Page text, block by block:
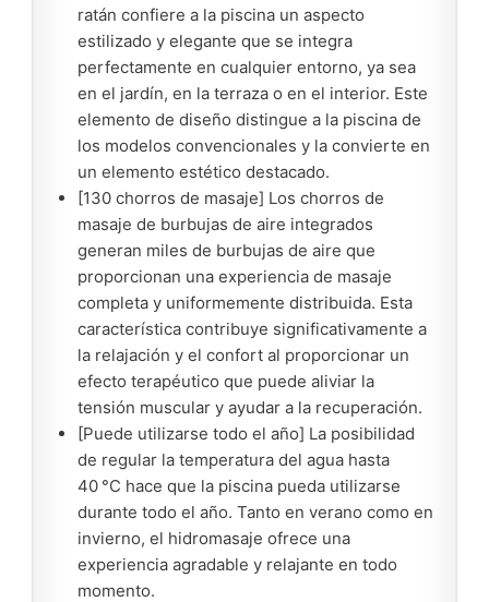
ratán confiere a la piscina un aspecto
estilizado y elegante que se integra
perfectamente en cualquier entorno, ya sea
en el jardín, en la terraza o en el interior. Este
elemento de diseño distingue a la piscina de
los modelos convencionales y la convierte en
un elemento estético destacado.
[130 chorros de masaje] Los chorros de
masaje de burbujas de aire integrados
generan miles de burbujas de aire que
proporcionan una experiencia de masaje
completa y uniformemente distribuida. Esta
característica contribuye significativamente a
la relajación y el confort al proporcionar un
efecto terapéutico que puede aliviar la
tensión muscular y ayudar a la recuperación.
[Puede utilizarse todo el año] La posibilidad
de regular la temperatura del agua hasta
40 °C hace que la piscina pueda utilizarse
durante todo el año. Tanto en verano como en
invierno, el hidromasaje ofrece una
experiencia agradable y relajante en todo
momento.